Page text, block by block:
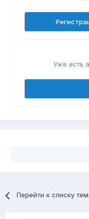
Уже есть
Перейти к списку тем